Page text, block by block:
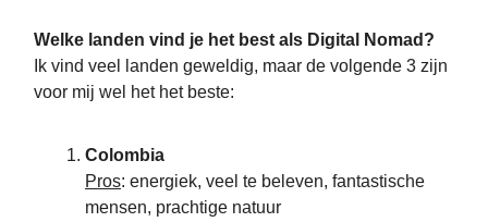
Welke landen vind je het best als Digital Nomad?
Ik vind veel landen geweldig, maar de volgende 3 zijn
voor mij wel het het beste:
Colombia
Pros: energiek, veel te beleven, fantastische
mensen, prachtige natuur